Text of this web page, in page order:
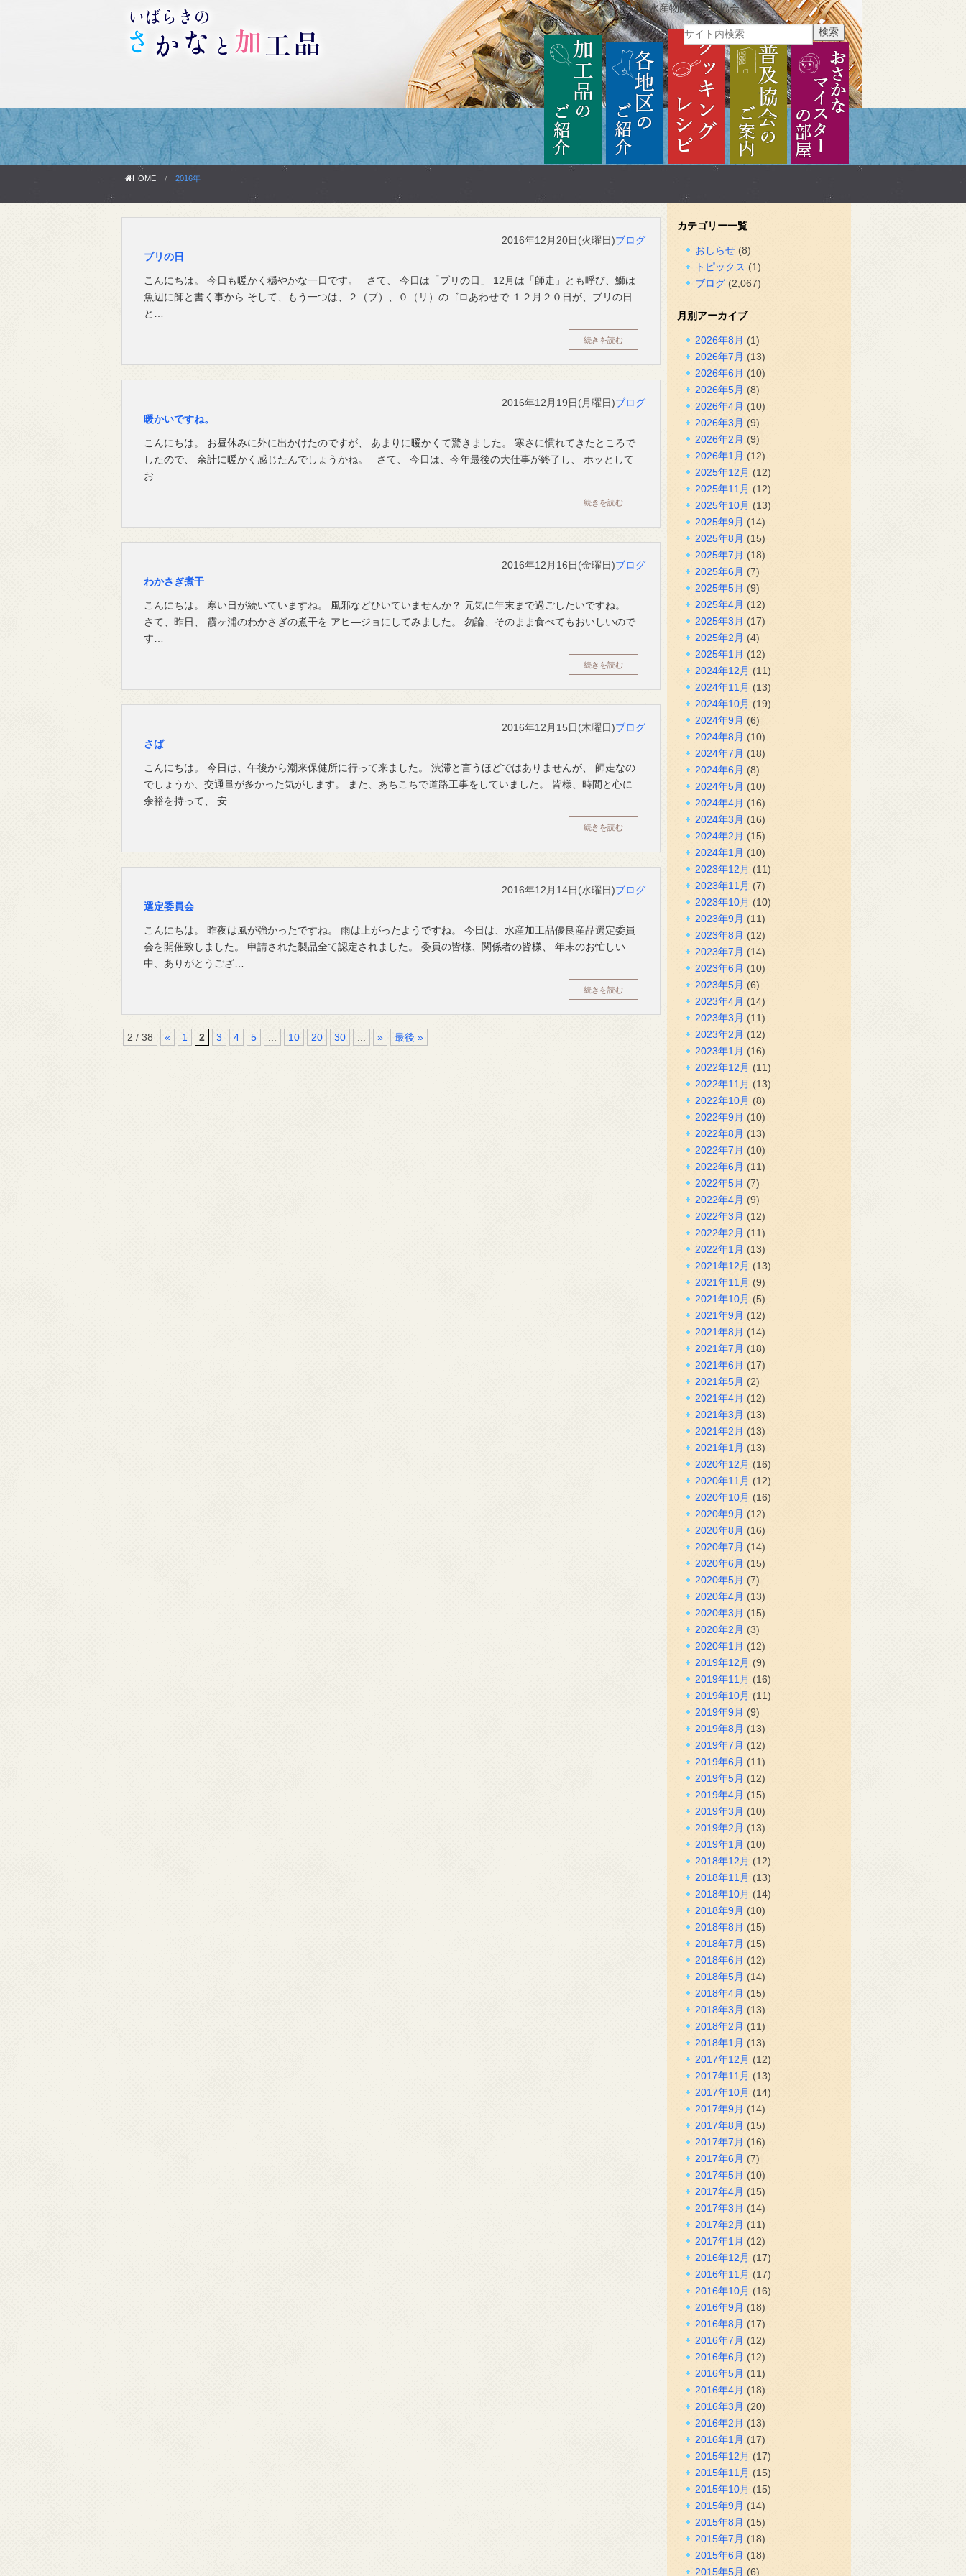
茨城県水産物開発普及協会
おさかなマイスターの部
普及協会のご案内
クッキングレシピ
各地区のご紹介
加工品のご紹介
HOME 2016年
2016年12月20日(火曜日)ブログ
ブリの日
こんにちは。 今日も暖かく穏やかな一日です。 さて、 今日は「ブリの日」 12月は「師走」とも呼び、鰤は
魚辺に師と書く事から そして、もう一つは、２（ブ）、０（リ）のゴロあわせで １２月２０日が、ブリの日
と…
続きを読む
2016年12月19日(月曜日)ブログ
暖かいですね。
こんにちは。 お昼休みに外に出かけたのですが、 あまりに暖かくて驚きました。 寒さに慣れてきたところで
したので、 余計に暖かく感じたんでしょうかね。 さて、 今日は、今年最後の大仕事が終了し、 ホッとして
お…
続きを読む
2016年12月16日(金曜日)ブログ
わかさぎ煮干
こんにちは。 寒い日が続いていますね。 風邪などひいていませんか？ 元気に年末まで過ごしたいですね。
さて、昨日、 霞ヶ浦のわかさぎの煮干を アヒ―ジョにしてみました。 勿論、そのまま食べてもおいしいので
す…
続きを読む
2016年12月15日(木曜日)ブログ
さば
こんにちは。 今日は、午後から潮来保健所に行って来ました。 渋滞と言うほどではありませんが、 師走なの
でしょうか、交通量が多かった気がします。 また、あちこちで道路工事をしていました。 皆様、時間と心に
余裕を持って、 安…
続きを読む
2016年12月14日(水曜日)ブログ
選定委員会
こんにちは。 昨夜は風が強かったですね。 雨は上がったようですね。 今日は、水産加工品優良産品選定委員
会を開催致しました。 申請された製品全て認定されました。 委員の皆様、関係者の皆様、 年末のお忙しい
中、ありがとうござ…
続きを読む
2 / 38 « 1 2 3 4 5 10 20 30 » 最後 »
カテゴリー一覧
おしらせ(8)
トピックス (1)
ブログ(2,067)
月別アーカイブ
2026年8月 (1)
2026年7月 (13)
2026年6月 (10)
2026年5月 (8)
2026年4月 (10)
2026年3月 (9)
2026年2月 (9)
2026年1月 (12)
2025年12月 (12)
2025年11月 (12)
2025年10月 (13)
2025年9月 (14)
2025年8月 (15)
2025年7月 (18)
2025年6月 (7)
2025年5月 (9)
2025年4月 (12)
2025年3月 (17)
2025年2月 (4)
2025年1月 (12)
2024年12月 (11)
2024年11月 (13)
2024年10月 (19)
2024年9月 (6)
2024年8月 (10)
2024年7月 (18)
2024年6月 (8)
2024年5月 (10)
2024年4月 (16)
2024年3月 (16)
2024年2月 (15)
2024年1月 (10)
2023年12月 (11)
2023年11月 (7)
2023年10月 (10)
2023年9月 (11)
2023年8月 (12)
2023年7月 (14)
2023年6月 (10)
2023年5月 (6)
2023年4月 (14)
2023年3月 (11)
2023年2月 (12)
2023年1月 (16)
2022年12月 (11)
2022年11月 (13)
2022年10月 (8)
2022年9月 (10)
2022年8月 (13)
2022年7月 (10)
2022年6月 (11)
2022年5月 (7)
2022年4月 (9)
2022年3月 (12)
2022年2月 (11)
2022年1月 (13)
2021年12月 (13)
2021年11月 (9)
2021年10月 (5)
2021年9月 (12)
2021年8月 (14)
2021年7月 (18)
2021年6月 (17)
2021年5月 (2)
2021年4月 (12)
2021年3月 (13)
2021年2月 (13)
2021年1月 (13)
2020年12月 (16)
2020年11月 (12)
2020年10月 (16)
2020年9月 (12)
2020年8月 (16)
2020年7月 (14)
2020年6月 (15)
2020年5月 (7)
2020年4月 (13)
2020年3月 (15)
2020年2月 (3)
2020年1月 (12)
2019年12月 (9)
2019年11月 (16)
2019年10月 (11)
2019年9月 (9)
2019年8月 (13)
2019年7月 (12)
2019年6月 (11)
2019年5月 (12)
2019年4月 (15)
2019年3月 (10)
2019年2月 (13)
2019年1月 (10)
2018年12月 (12)
2018年11月 (13)
2018年10月 (14)
2018年9月 (10)
2018年8月 (15)
2018年7月 (15)
2018年6月 (12)
2018年5月 (14)
2018年4月 (15)
2018年3月 (13)
2018年2月 (11)
2018年1月 (13)
2017年12月 (12)
2017年11月 (13)
2017年10月 (14)
2017年9月 (14)
2017年8月 (15)
2017年7月 (16)
2017年6月 (7)
2017年5月 (10)
2017年4月 (15)
2017年3月 (14)
2017年2月 (11)
2017年1月 (12)
2016年12月 (17)
2016年11月 (17)
2016年10月 (16)
2016年9月 (18)
2016年8月 (17)
2016年7月 (12)
2016年6月 (12)
2016年5月 (11)
2016年4月 (18)
2016年3月 (20)
2016年2月 (13)
2016年1月 (17)
2015年12月 (17)
2015年11月 (15)
2015年10月 (15)
2015年9月 (14)
2015年8月 (15)
2015年7月 (18)
2015年6月 (18)
2015年5月 (6)